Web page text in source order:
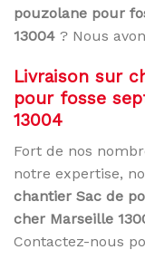
pouzolane pour
13004 ? Nous
Livraison sur
pour fosse
13004
Fort de nos
notre expertise,
chantier Sac de
cher Marseille
Contactez-nous